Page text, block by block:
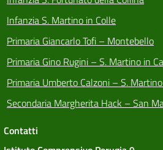
Infanzia S. Martino in Colle
Primaria Giancarlo Tofi – Montebello
Primaria Gino Rugini – S. Martino in
Primaria Umberto Calzoni – S.
Secondaria Margherita Hack – San
Contatti